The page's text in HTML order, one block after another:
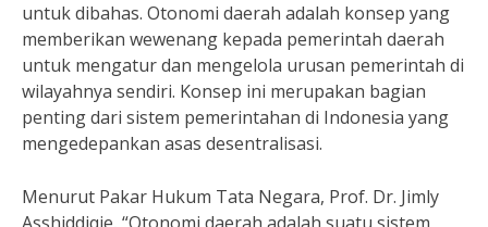
untuk dibahas. Otonomi daerah adalah konsep yang
memberikan wewenang kepada pemerintah daerah
untuk mengatur dan mengelola urusan pemerintah di
wilayahnya sendiri. Konsep ini merupakan bagian
penting dari sistem pemerintahan di Indonesia yang
mengedepankan asas desentralisasi.
Menurut Pakar Hukum Tata Negara, Prof. Dr. Jimly